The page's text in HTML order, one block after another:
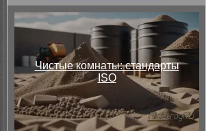
Чистые комнаты: стандарты
ISO